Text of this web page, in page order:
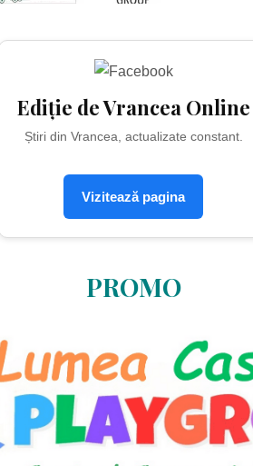
Ediție de Vrancea Online
Știri din Vrancea, actualizate constant.
Vizitează pagina
PROMO